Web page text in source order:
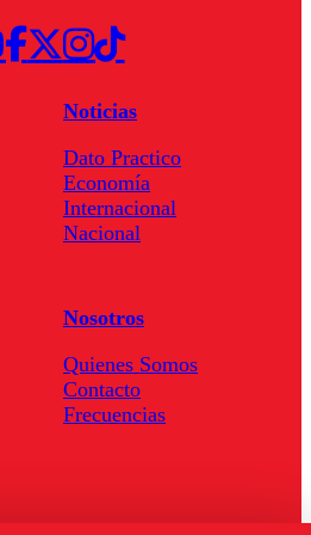
Noticias
Dato Practico
Economía
Internacional
Nacional
Nosotros
Quienes Somos
Contacto
Frecuencias